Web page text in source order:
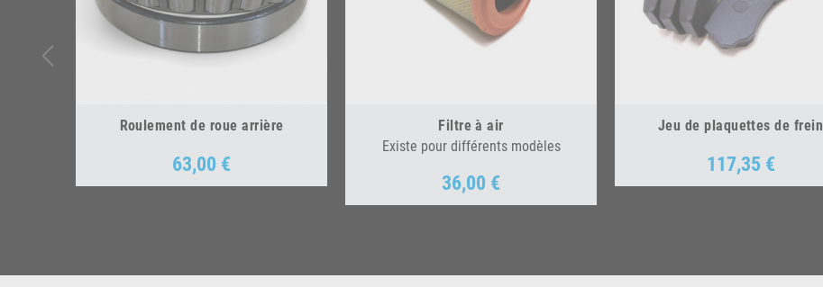
Roulement de roue arrière
Prix
63,00 €
Filtre à air
Existe pour différents modèles
Prix
36,00 €
Jeu de plaquettes de frein
Prix
117,35 €